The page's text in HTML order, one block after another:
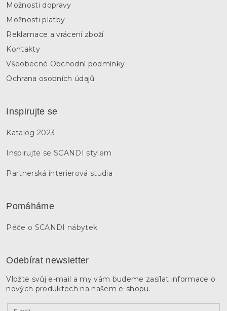
Možnosti dopravy
Možnosti platby
Reklamace a vrácení zboží
Kontakty
Všeobecné Obchodní podmínky
Ochrana osobních údajů
Inspirujte se
Katalog 2023
Inspirujte se SCANDI stylem
Partnerská interierová studia
Pomáháme
Péče o SCANDI nábytek
Odebírat newsletter
Vložte svůj e-mail a my vám budeme zasílat informace o
nových produktech na našem e-shopu.